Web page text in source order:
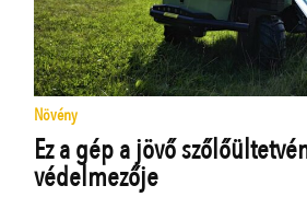
Növény
Ez a gép a jövő
védelmezője